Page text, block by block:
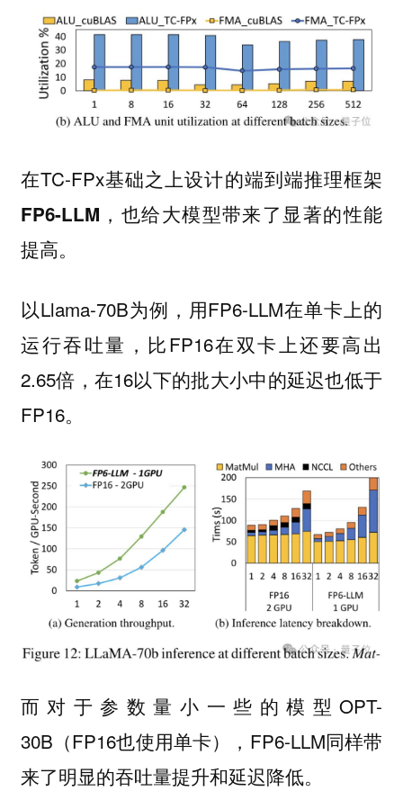
在TC-FPx基础之上设计的端到端推理框架
FP6-LLM ，也给大模型带来了显著的性能
提高。
以Llama-70B为例，用FP6-LLM在单卡上的
运行吞吐量，比FP16在双卡上还要高出
2.65倍，在16以下的批大小中的延迟也低于
FP16。
而对于参数量小一些的模型OPT-
30B（FP16也使用单卡），FP6-LLM同样带
来了明显的吞吐量提升和延迟降低。